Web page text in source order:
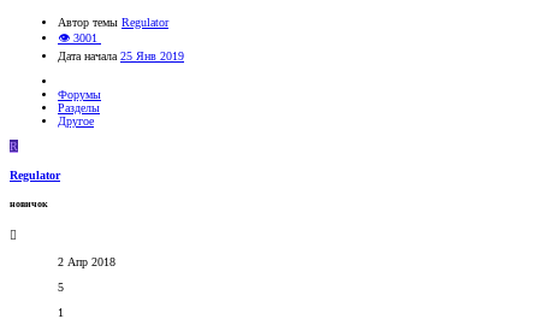
Автор темы Regulator
👁 3001
Дата начала 25 Янв 2019
Форумы
Разделы
Другое
R
Regulator
новичок
2 Апр 2018
5
1